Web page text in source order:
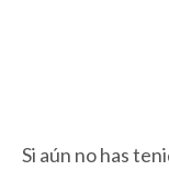
Si aún no has